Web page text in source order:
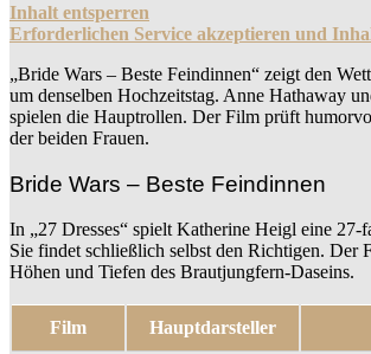
Inhalt entsperren
Erforderlichen Service akzeptieren und
„Bride Wars – Beste Feindinnen“ zeigt den
um denselben Hochzeitstag. Anne Hathaway
spielen die Hauptrollen. Der Film prüft
der beiden Frauen.
Bride Wars – Beste Feindinnen
In „27 Dresses“ spielt Katherine Heigl eine 27-
Sie findet schließlich selbst den Richtigen. Der
Höhen und Tiefen des Brautjungfern-Daseins.
Film Hauptdarsteller